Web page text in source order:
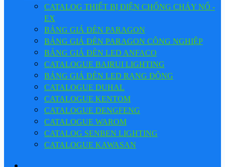
CATALOG THIẾT BỊ ĐIỆN CHỐNG CHÁY NỔ -
EX
BẢNG GIÁ ĐÈN PARAGON
BẢNG GIÁ ĐÈN PARAGON CÔNG NGHIỆP
BẢNG GIÁ ĐÈN LED ANFACO
CATALOGUE BAIRUI LIGHTING
BẢNG GIÁ ĐÈN LED RẠNG ĐÔNG
CATALOGUE DUHAL
CATALOGUE KENTOM
CATALOGUE DENGFENG
CATALOGUE WAROM
CATALOG SENBEN LIGHTING
CATALOGUE KAWASAN